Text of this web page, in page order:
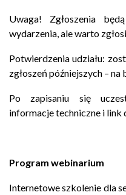
Uwaga! Zgłoszenia
wydarzenia, ale warto
Potwierdzenia udziału:
zgłoszeń późniejszych – na
Po zapisaniu się
informacje techniczne i link
Program webinarium
Internetowe szkolenie dla